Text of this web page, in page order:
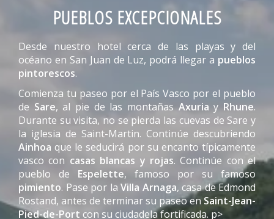
PUEBLOS EXCEPCIONALES
Desde nuestro hotel cerca de las playas y del
océano en San Juan de Luz, podrá llegar a pueblos
pintorescos.
Comienza tu paseo por el País Vasco por el pueblo
de Sare, al pie de las montañas Axuria y Rhune.
Durante su visita, no se pierda las cuevas de Sare y
la iglesia de Saint-Martin. Continúe descubriendo
Ainhoa que le seducirá por su encanto típicamente
vasco con casas blancas y rojas. Continúe con el
pueblo de Espelette, famoso por su famoso
pimiento. Pase por la Villa Arnaga, casa de Edmond
Rostand, antes de terminar su paseo en Saint-Jean-
Pied-de-Port con su ciudadela fortificada. p>